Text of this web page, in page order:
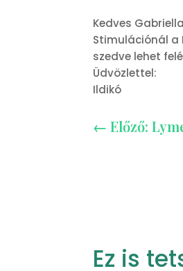
Kedves
Stimulációnál a
szedve lehet
Üdvözlettel:
Ildikó
←Előző:
Ez is